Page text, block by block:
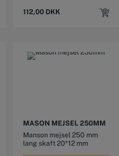
112,00 DKK
MASON MEJSEL 250MM
Manson mejsel 250 mm
lang skaft 20*12 mm